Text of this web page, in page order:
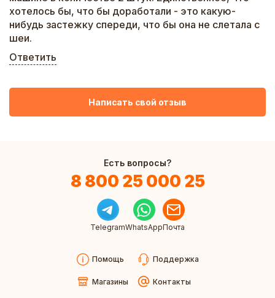
хотелось бы, что бы доработали - это какую-
нибудь застежку спереди, что бы она не слетала с
шеи.
Ответить
Написать свой отзыв
Есть вопросы?
8 800 25 000 25
TelegramWhatsAppПочта
Помощь Поддержка
Магазины Контакты